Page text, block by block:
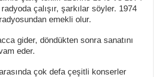
radyoda çalışır, şarkılar söyler. 1974
emekli olur.
gider, döndükten sonra sanatını
eder.
çok defa çeşitli konserler